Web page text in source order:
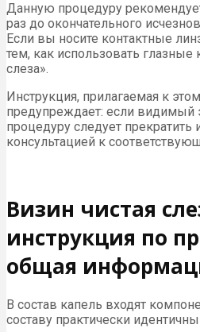
Данную процедуру
раз до окончательного
Если вы носите контактные
тем, как использовать глазные
слеза».
Инструкция, прилагаемая к
предупреждает: если видимый
процедуру следует прекратить
консультацией к
Визин чистая
инструкция по
общая
В состав капель входят
составу практически